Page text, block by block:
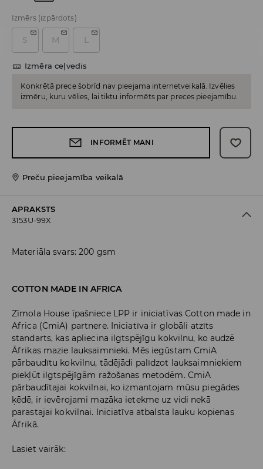
Izmērs (izpārdots)
S M L
Izmēra ceļvedis
Konkrētā prece šobrīd nav pieejama internetveikalā. Izvēlies
izmēru, kuru vēlies, lai tiktu informēts par preces pieejamību.
INFORMĒT MANI
Preču pieejamība veikalā
APRAKSTS
3153U-99X
Materiāla svars: 200 gsm
COTTON MADE IN AFRICA
Zīmola House īpašniece LPP ir iniciatīvas Cotton made in
Africa (CmiA) partnere. Iniciatīva ir globāli atzīts
standarts, kas apliecina ilgtspējīgu kokvilnu, ko audzē
Āfrikas mazie lauksaimnieki. Mēs iegūstam CmiA
pārbaudītu kokvilnu, tādējādi palīdzot lauksaimniekiem
piekļūt ilgtspējīgām ražošanas metodēm. CmiA
pārbaudītajai kokvilnai, ko izmantojam mūsu piegādes
ķēdē, ir ievērojami mazāka ietekme uz vidi nekā
parastajai kokvilnai. Iniciatīva atbalsta lauku kopienas
Āfrikā.
Lasiet vairāk: